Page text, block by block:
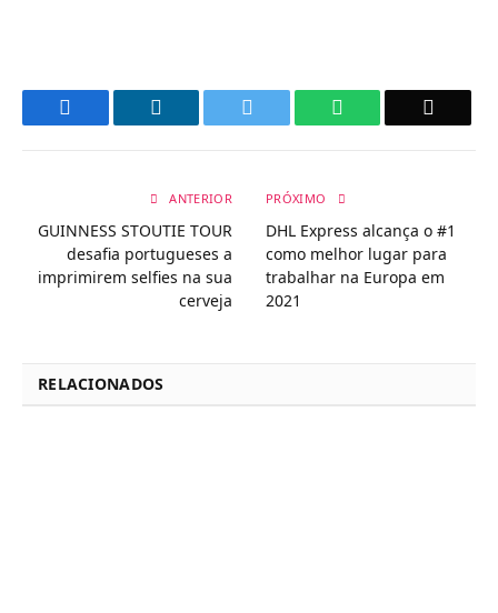
WhatsApp
ANTERIOR
GUINNESS STOUTIE TOUR
desafia portugueses a
imprimirem selfies na sua
cerveja
PRÓXIMO
DHL Express alcança o #1
como melhor lugar para
trabalhar na Europa em
2021
RELACIONADOS